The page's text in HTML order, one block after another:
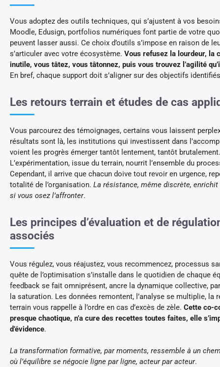
Vous adoptez des outils techniques, qui s’ajustent à vos
Moodle, Edusign, portfolios numériques font partie de votre
peuvent lasser aussi. Ce choix d’outils s’impose en raison de
s’articuler avec votre écosystème. Vous refusez la lourdeur, la
inutile, vous tâtez, vous tâtonnez, puis vous trouvez l’agilité
En bref, chaque support doit s’aligner sur des objectifs
Les retours terrain et études de cas
Vous parcourez des témoignages, certains vous laissent
résultats sont là, les institutions qui investissent dans
voient les progrès émerger tantôt lentement, tantôt brutalement.
L’expérimentation, issue du terrain, nourrit l’ensemble du
Cependant, il arrive que chacun doive tout revoir en urgence,
totalité de l’organisation. La résistance, même discrète, enrichit
si vous osez l’affronter.
Les principes d’évaluation et de
associés
Vous régulez, vous réajustez, vous recommencez, processus
quête de l’optimisation s’installe dans le quotidien de chaque
feedback se fait omniprésent, ancre la dynamique collective,
la saturation. Les données remontent, l’analyse se multiplie, la
terrain vous rappelle à l’ordre en cas d’excès de zèle. Cette co-
presque chaotique, n’a cure des recettes toutes faites, elle
d’évidence.
La transformation formative, par moments, ressemble à un
où l’équilibre se négocie ligne par ligne, acteur par acteur.